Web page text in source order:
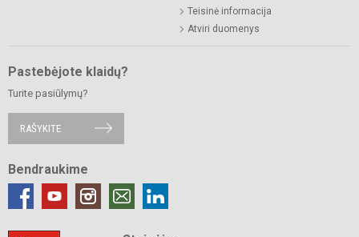
Teisinė informacija
Atviri duomenys
Pastebėjote klaidų?
Turite pasiūlymų?
RAŠYKITE
Bendraukime